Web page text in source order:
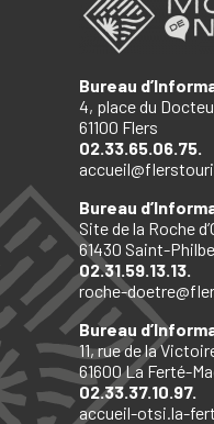
Bureau
4, place du
61100 Flers
02.33.65.06.75.
Bureau
Site de la Roche
61430 Saint-
02.31.59.13.13.
roche-
Bureau
11, rue de la
61600 La Ferté-
02.33.37.10.97.
accueil-otsi.la-